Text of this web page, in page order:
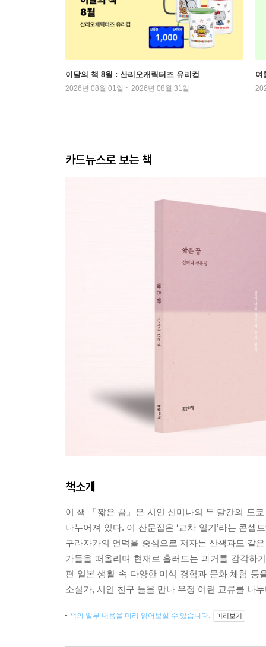
이달의 책 8월 : 산리오캐릭터즈 유리컵
2026년 08월 01일 ~ 2026년 08월 31일
여
카드뉴스로 보는 책
책소개
이 책 『짧은 꿈』은 시인 신미나의 두 달간의 도
나누어져 있다. 이 산문집은 ‘교차 일기’라는 콘
구라자카의 언덕을 중심으로 저자는 산책과도 같
가들을 떠올리며 현재로 흘러드는 과거를 감각하
편 일본 생활 속 다양한 미식 경험과 문화 체험 등
소설가, 시인 친구 들을 만나 우정 어린 교류를 나
책의 일부 내용을 미리 읽어보실 수 있습니다. 미리보기